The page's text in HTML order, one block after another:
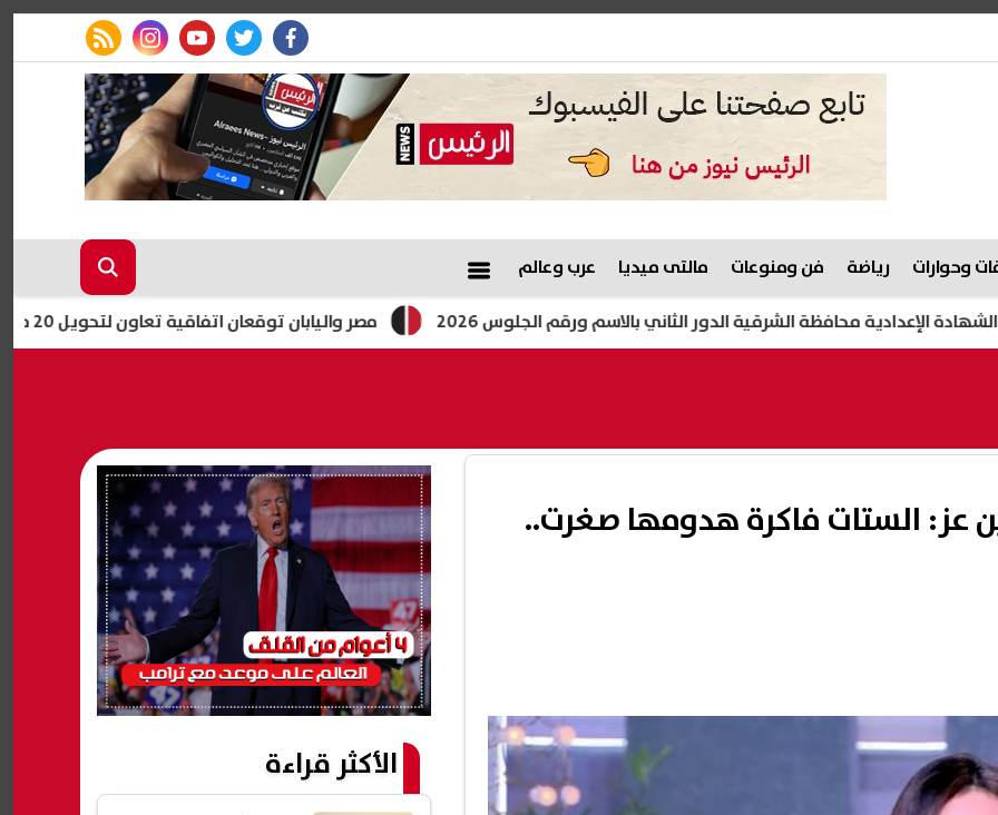
facebook
twitter
youtube
instagram
rss feed
وحوارات رياضة فن ومنوعات مالتى ميديا عرب وعالم
مصر واليابان توقعان اتفاقية تعاون لتحويل 20 مدرسة للتعليم الفني إلى «دولية»
عز: الستات فاكرة هدومها صغرت..
الأكثر قراءة